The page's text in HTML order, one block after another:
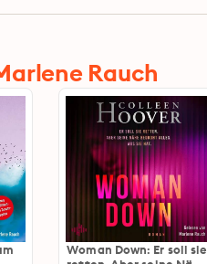
Rauch
Woman Down: Er soll sie